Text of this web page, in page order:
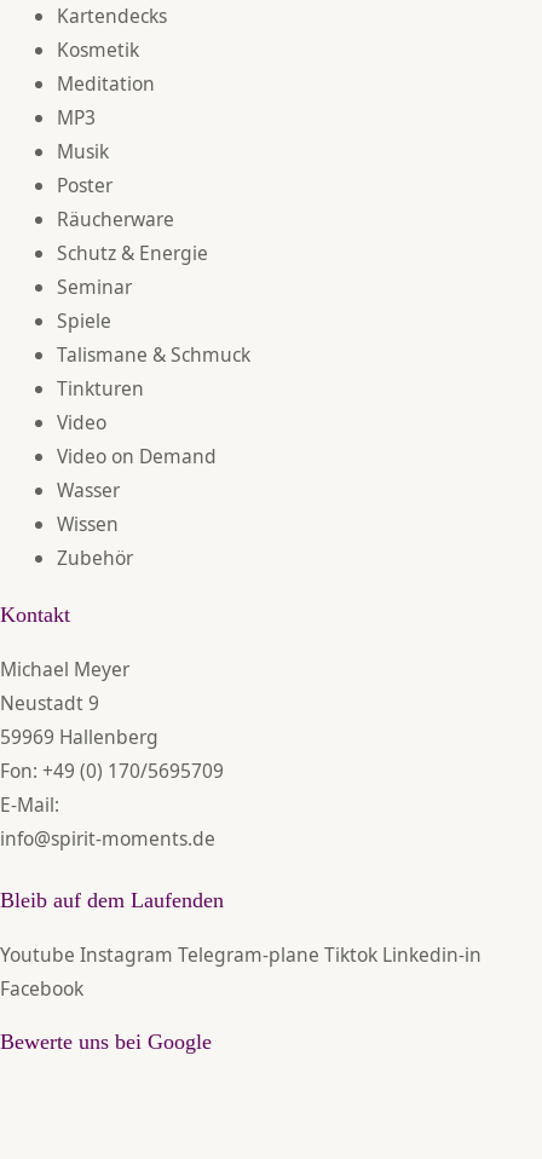
Kartendecks
Kosmetik
Meditation
MP3
Musik
Poster
Räucherware
Schutz & Energie
Seminar
Spiele
Talismane & Schmuck
Tinkturen
Video
Video on Demand
Wasser
Wissen
Zubehör
Kontakt
Michael Meyer
Neustadt 9
59969 Hallenberg
Fon: +49 (0) 170/5695709
E-Mail:
info@spirit-moments.de
Bleib auf dem Laufenden
Youtube Instagram Telegram-plane Tiktok Linkedin-in
Facebook
Bewerte uns bei Google